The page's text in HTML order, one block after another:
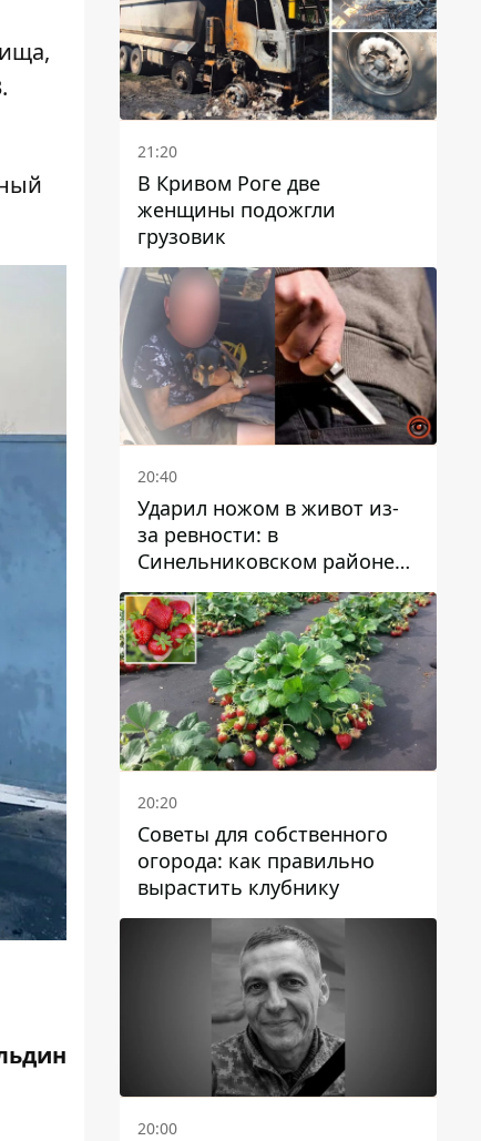
21:20
В Кривом Роге две
женщины подожгли
грузовик
20:40
Ударил ножом в живот из-
за ревности: в
Синельниковском районе
задержали 49-летнего
мужчину за убийство
20:20
Советы для собственного
огорода: как правильно
вырастить клубнику
20:00